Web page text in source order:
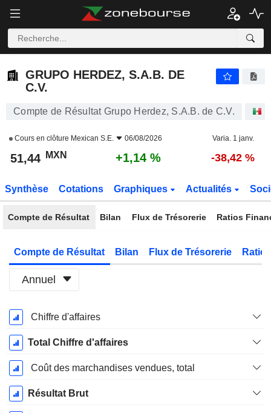
GRUPO HERDEZ, S.A.B. DE
C.V.
Compte de Résultat Grupo Herdez, S.A.B. de C.V.
Cours en clôture Mexican S.E. 06/08/2026 Varia. 1 janv.
51,44 MXN +1,14 % -38,42 %
Synthèse Cotations Graphiques Actualités
Compte de Résultat Bilan Flux de Trésorerie Ratios
Compte de Résultat Bilan Flux de Trésorerie
Annuel
Période
Fiscale:
Décembre
Chiffre d'affaires
Total Chiffre d'affaires
Coût des marchandises vendues, total
Résultat Brut